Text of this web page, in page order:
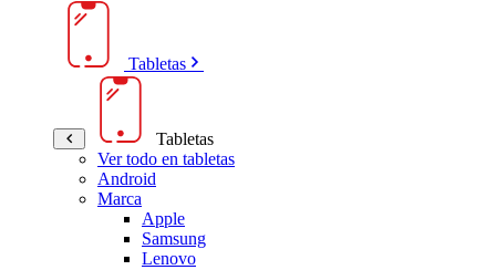
Tabletas
Tabletas
Ver todo en tabletas
Android
Marca
Apple
Samsung
Lenovo